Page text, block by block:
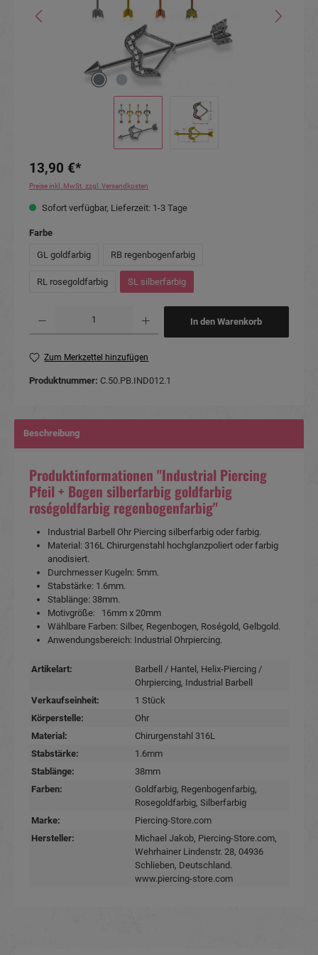
13,90 €*
Preise inkl. MwSt. zzgl. Versandkosten
Sofort verfügbar, Lieferzeit: 1-3 Tage
Farbeauswählen
GL goldfarbig RB regenbogenfarbig
RL rosegoldfarbig SL silberfarbig
In den Warenkorb
Zum Merkzettel hinzufügen
Produktnummer: C.50.PB.IND012.1
Beschreibung
Produktinformationen "Industrial Piercing
Pfeil + Bogen silberfarbig goldfarbig
roségoldfarbig regenbogenfarbig"
Industrial Barbell Ohr Piercing silberfarbig oder farbig.
Material: 316L Chirurgenstahl hochglanzpoliert oder farbig
anodisiert.
Durchmesser Kugeln: 5mm.
Stabstärke: 1.6mm.
Stablänge: 38mm.
Motivgröße: 16mm x 20mm
Wählbare Farben: Silber, Regenbogen, Roségold, Gelbgold.
Anwendungsbereich: Industrial Ohrpiercing.
Artikelart: Barbell / Hantel , Helix-Piercing /
Ohrpiercing, Industrial Barbell
Verkaufseinheit:
1 Stück
Körperstelle:
Ohr
Material:
Chirurgenstahl 316L
Stabstärke:
1.6mm
Stablänge:
38mm
Farben:
Goldfarbig, Regenbogenfarbig,
Rosegoldfarbig, Silberfarbig
Marke:
Piercing-Store.com
Hersteller:
Michael Jakob, Piercing-Store.com,
Wehrhainer Lindenstr. 28, 04936
Schlieben, Deutschland.
www.piercing-store.com